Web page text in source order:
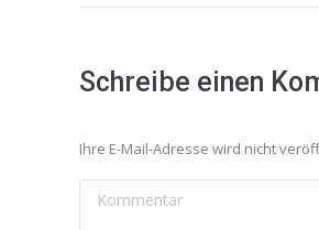
Schreibe einen
Ihre E-Mail-Adresse wird nicht
Kommentar